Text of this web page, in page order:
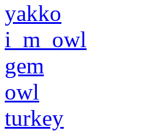
yakko
i_m_owl
gem
owl
turkey